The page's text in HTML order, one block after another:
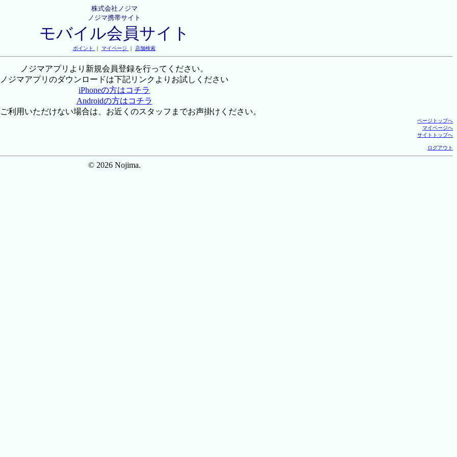
株式会社ノジマ
ノジマ携帯サイト
モバイル会員サイト
ポイント ｜ マイページ ｜ 店舗検索
ノジマアプリより新規会員登録を行ってください。
ノジマアプリのダウンロードは下記リンクよりお試しください
iPhoneの方はコチラ
Androidの方はコチラ
利用いただけない場合は、お近くのスタッフまでお声掛けください。
ページトップへ
マイページへ
サイトトップへ
ログアウト
© 2026 Nojima.